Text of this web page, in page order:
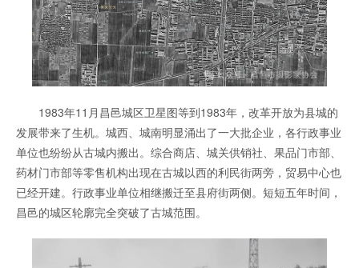
1983年11月昌邑城区卫星图等到1983年，改革开放为县城的
发展带来了生机。城西、城南明显涌出了一大批企业，各行政事业
单位也纷纷从古城内搬出。综合商店、城关供销社、果品门市部、
药材门市部等零售机构出现在古城以西的利民街两旁，贸易中心也
已经开建。行政事业单位相继搬迁至县府街两侧。短短五年时间，
昌邑的城区轮廓完全突破了古城范围。